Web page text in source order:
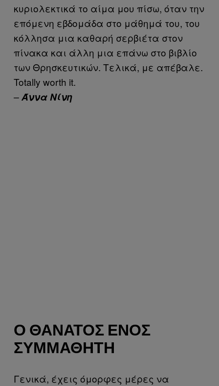
κυριολεκτικά το αίμα μου πίσω, όταν την
επόμενη εβδομάδα στο μάθημά του, του
κόλλησα μια καθαρή σερβιέτα στον
πίνακα και άλλη μια επάνω στο βιβλίο
των Θρησκευτικών. Τελικά, με απέβαλε.
Totally worth it.
–Άννα Νίνη
Ο ΘΆΝΑΤΟΣ ΕΝΌΣ
ΣΥΜΜΑΘΗΤΉ
Γενικά, έχεις όμορφες μέρες να